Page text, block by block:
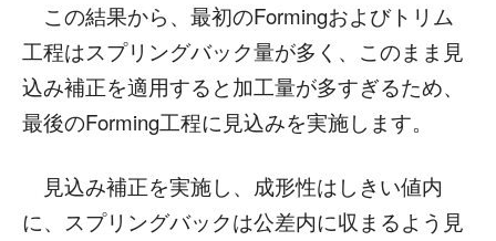
この結果から、最初のFormingおよびトリム
工程はスプリングバック量が多く、このまま見
込み補正を適用すると加工量が多すぎるため、
最後のForming工程に見込みを実施します。
見込み補正を実施し、成形性はしきい値内
に、スプリングバックは公差内に収まるよう見